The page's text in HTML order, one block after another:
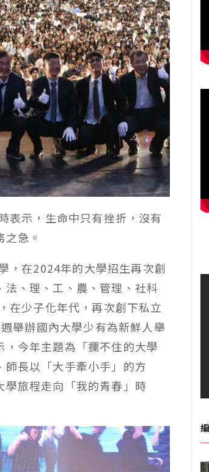
表示，生命中只有挫折，沒有
急。
，在2024年的大學招生再次創
、理、工、農、管理、社科
在少子化年代，再次創下私立
舉辦國內大學少有為新鮮人舉
今年主題為「攔不住的大學
長以「大手牽小手」的方
旅程走向「我的青春」時